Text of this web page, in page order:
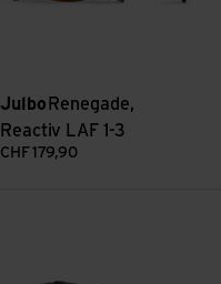
Julbo Renegade,
Reactiv LAF 1-3
CHF 179,90